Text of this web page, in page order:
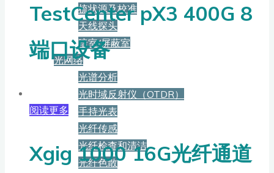
梳状源及校准
天线探头
暗室/屏蔽室
光网络
光谱分析
光时域反射仪（OTDR）
手持光表
光纤传感
光纤检查和清洁
光纤色散
TestCenter pX3 400G 8
端口设备
阅读更多
Xgig 1000 16G光纤通道